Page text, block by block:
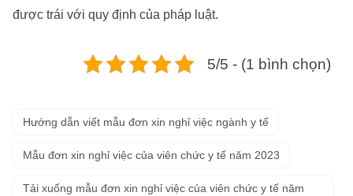
được trái với quy định của pháp luật.
5/5 - (1 bình chọn)
Hướng dẫn viết mẫu đơn xin nghỉ việc ngành y tế
Mẫu đơn xin nghỉ việc của viên chức y tế năm 2023
Tải xuống mẫu đơn xin nghỉ việc của viên chức y tế năm